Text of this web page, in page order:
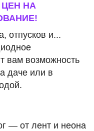
НА
отпусков и...
вам возможность
даче или в
— от лент и неона